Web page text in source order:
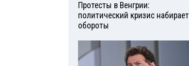
Протесты в Венгрии:
политический кризис набирает
обороты